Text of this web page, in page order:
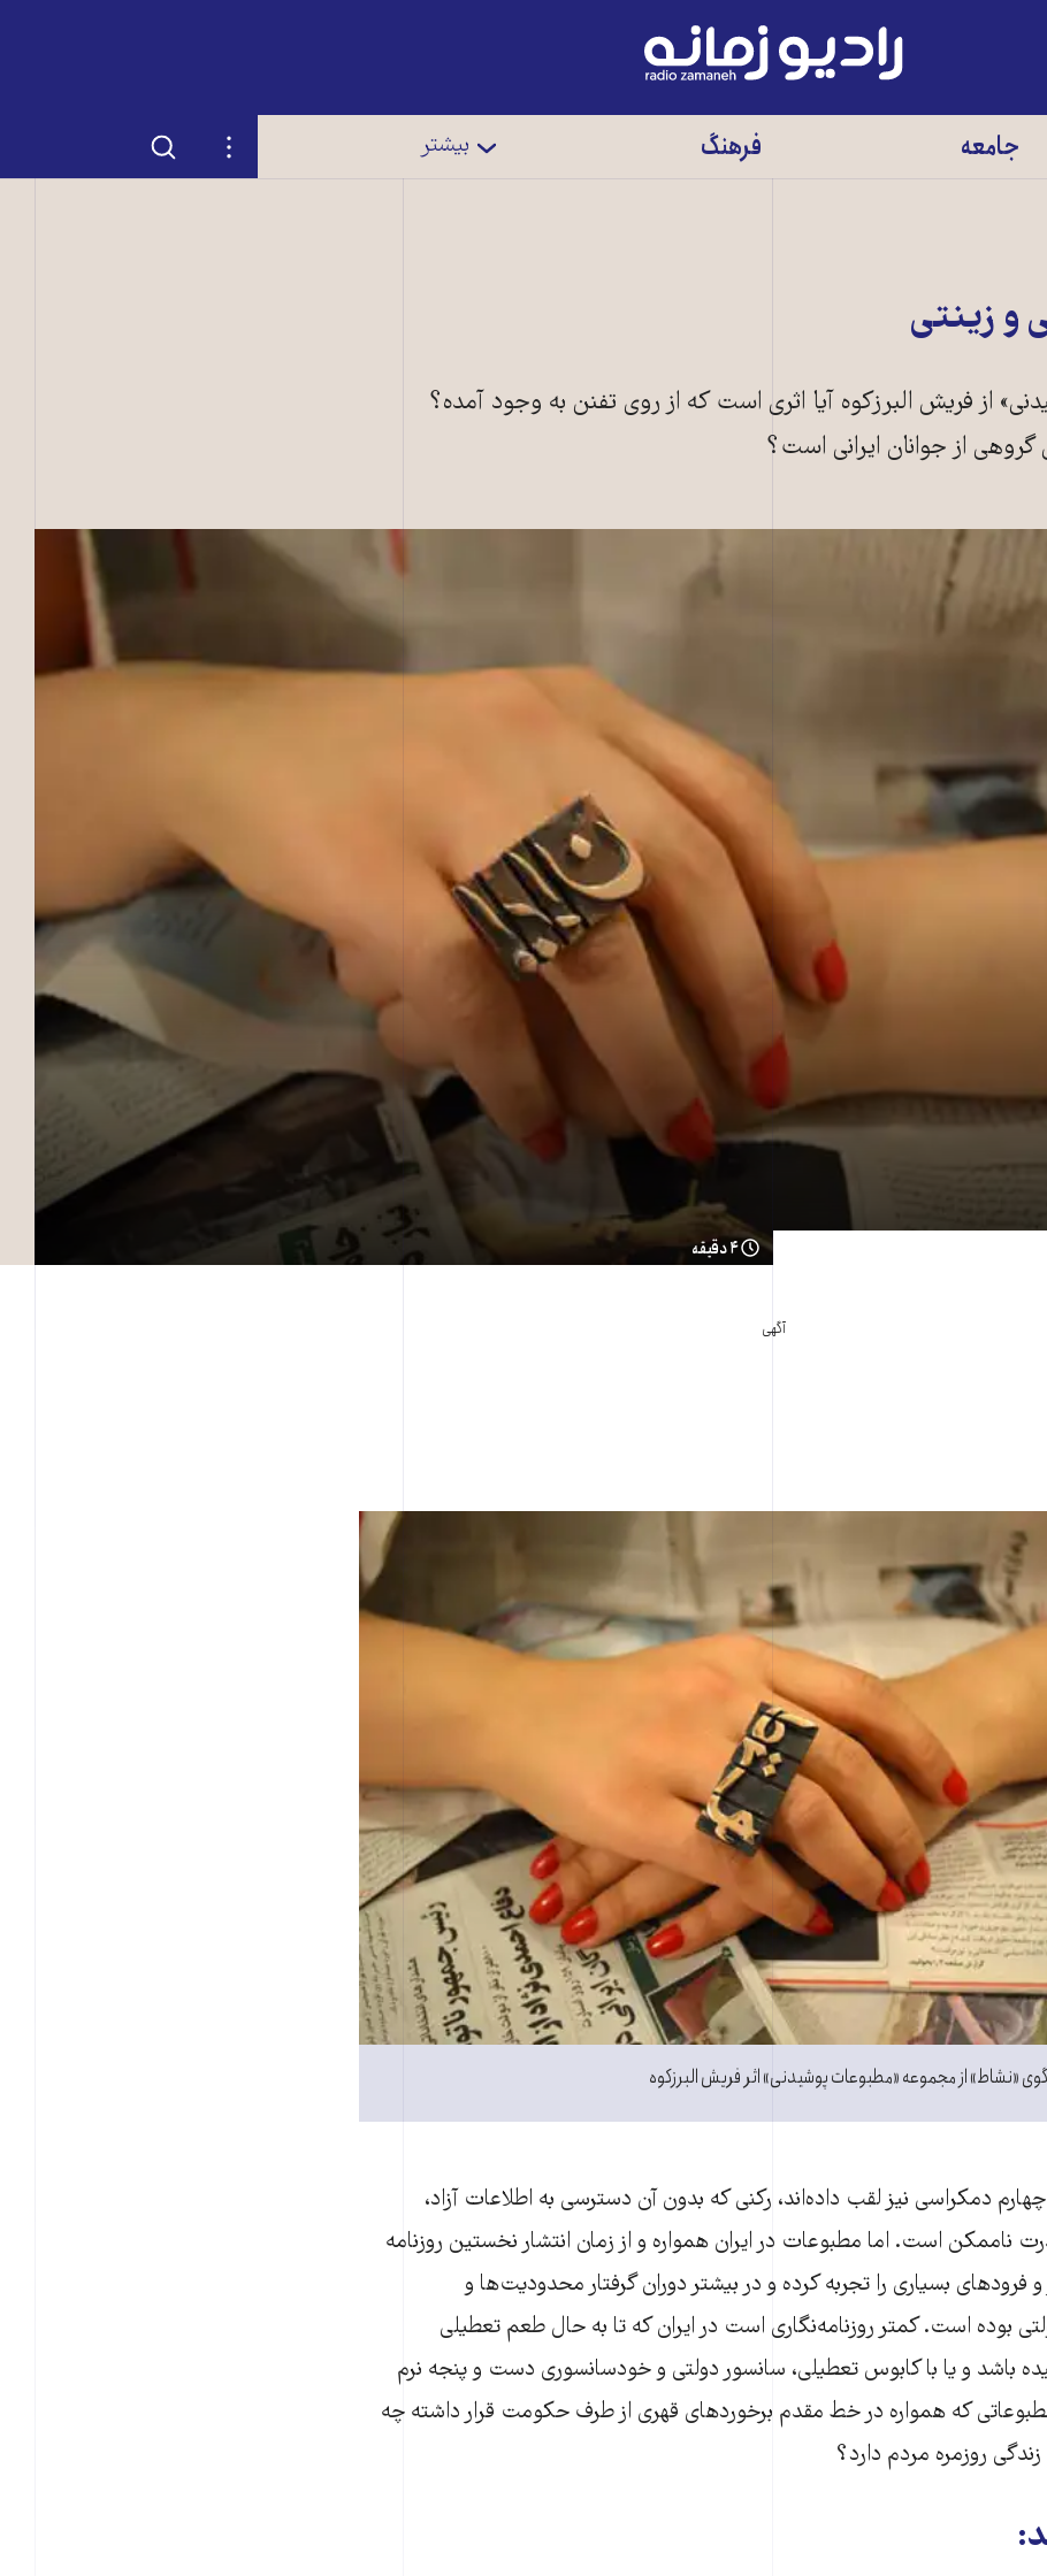
رادیو
زمانه
جامعه فرهنگ بیشتر تنظیمات جستجو
زینتی
از فریش البرزکوه آیا اثری است که از روی تفنن به وجود آمده؟
گروهی از جوانان ایرانی است؟
۴ دقیقه
آگهی
«نشاط» از مجموعه «مطبوعات پوشیدنی» اثر فریش البرزکوه
دمکراسی نیز لقب داده‌‌اند، رکنی که بدون آن دسترسی به اطلاعات آزاد،
ناممکن است. اما مطبوعات در ایران همواره و از زمان انتشار نخستین روزنامه
فرودهای بسیاری را تجربه کرده و در بیشتر دوران گرفتار محدودیت‌ها و
بوده است. کمتر روزنامه‌نگاری است در ایران که تا به حال طعم تعطیلی
باشد و یا با کابوس تعطیلی، سانسور دولتی و خودسانسوری دست و پنجه نرم
که همواره در خط مقدم برخوردهای قهری از طرف حکومت قرار داشته چه
روزمره مردم دارد؟